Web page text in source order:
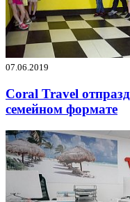
07.06.2019
Coral Travel
семейном формате